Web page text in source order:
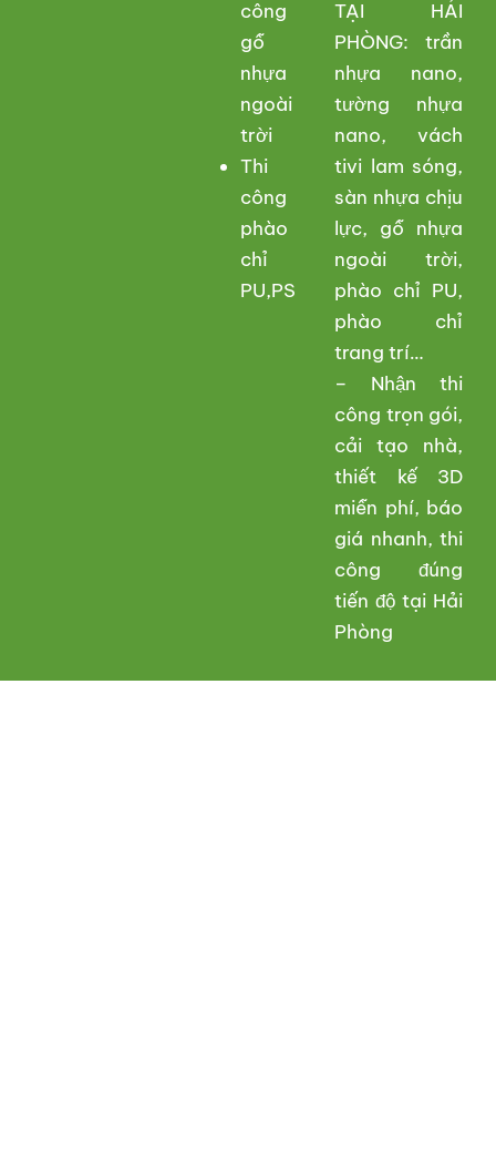
công
gỗ
nhựa
ngoài
trời
Thi
công
phào
chỉ
PU,PS
TẠI HẢI
PHÒNG: trần
nhựa nano,
tường nhựa
nano, vách
tivi lam sóng,
sàn nhựa chịu
lực, gỗ nhựa
ngoài trời,
phào chỉ PU,
phào chỉ
trang trí…
– Nhận thi
công trọn gói,
cải tạo nhà,
thiết kế 3D
miễn phí, báo
giá nhanh, thi
công đúng
tiến độ tại Hải
Phòng